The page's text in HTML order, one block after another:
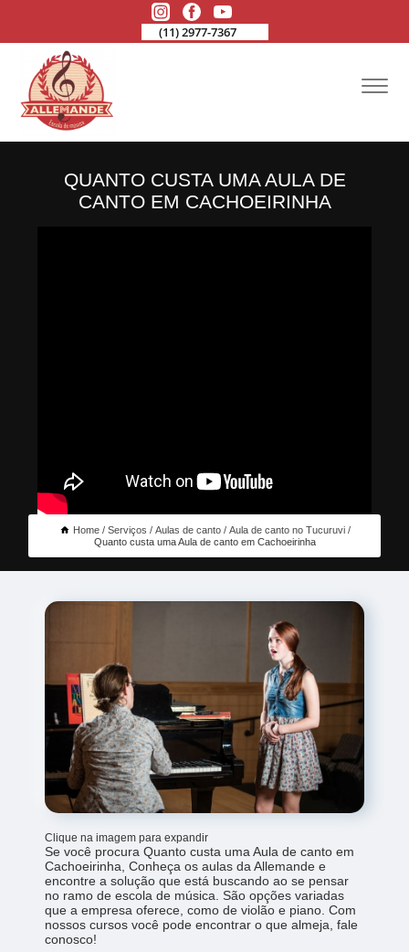
(11) 2977-7367
QUANTO CUSTA UMA AULA DE
CANTO EM CACHOEIRINHA
Home Serviços Aulas de canto
Aula de canto no Tucuruvi
Quanto custa uma Aula de canto em Cachoeirinha
Clique na imagem para expandir
Se você procura Quanto custa uma Aula de canto em
Cachoeirinha, Conheça os aulas da Allemande e
encontre a solução que está buscando ao se pensar
no ramo de escola de música. São opções variadas
que a empresa oferece, como de violão e piano. Com
nossos cursos você pode encontrar o que almeja, fale
conosco!